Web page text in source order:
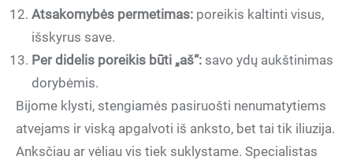
Atsakomybės permetimas: poreikis kaltinti visus,
išskyrus save.
Per didelis poreikis būti „aš“: savo ydų aukštinimas
dorybėmis.
Bijome klysti, stengiamės pasiruošti nenumatytiems
atvejams ir viską apgalvoti iš anksto, bet tai tik iliuzija.
Anksčiau ar vėliau vis tiek suklystame. Specialistas